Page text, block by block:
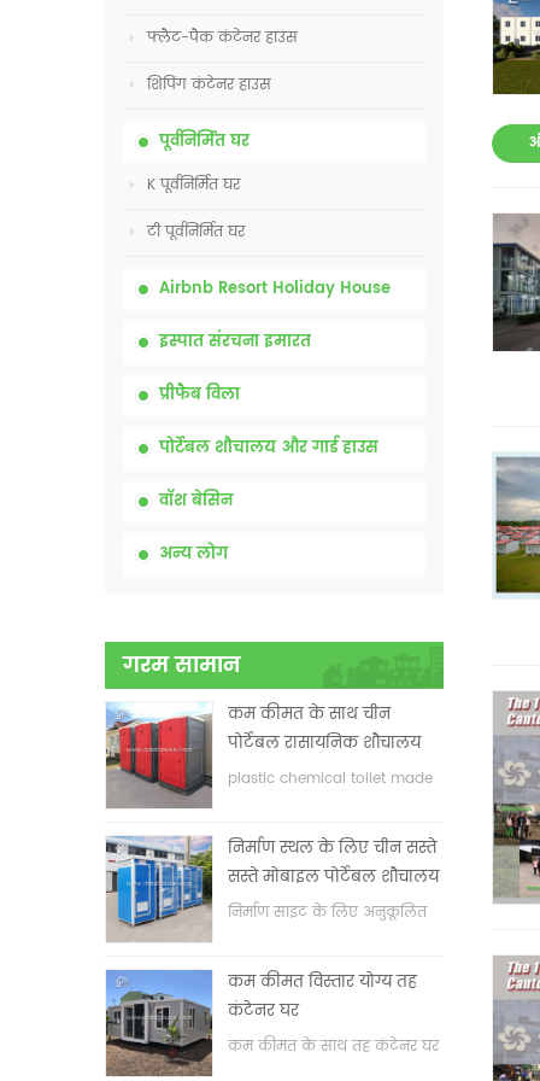
फ्लैट-पैक कंटेनर हाउस
शिपिंग कंटेनर हाउस
पूर्वनिर्मित घर
K पूर्वनिर्मित घर
टी पूर्वनिर्मित घर
Airbnb Resort Holiday House
इस्पात संरचना इमारत
प्रीफैब विला
पोर्टेबल शौचालय और गार्ड हाउस
वॉश बेसिन
अन्य लोग
गरम सामान
कम कीमत के साथ चीन
पोर्टेबल रासायनिक शौचालय
plastic chemical toilet made
निर्माण स्थल के लिए चीन सस्ते
सस्ते मोबाइल पोर्टेबल शौचालय
निर्माण साइट के लिए अनुकूलित
कम कीमत विस्तार योग्य तह
कंटेनर घर
कम कीमत के साथ तह कंटेनर घर